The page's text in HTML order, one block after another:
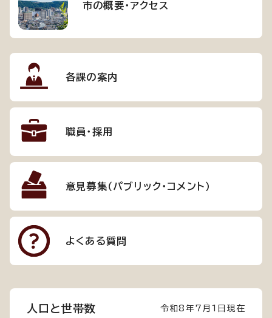
市の概要・アクセス
各課の案内
職員・採用
意見募集（パブリック・コメント）
よくある質問
人口と世帯数 令和8年7月1日現在